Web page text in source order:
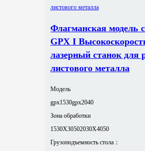
Флагманская модель
GPX I
лазерный станок для
листового металла
Модель
gpx1530gpx2040
Зона обработки
1530X30502030X4050
Грузоподъемность стола：